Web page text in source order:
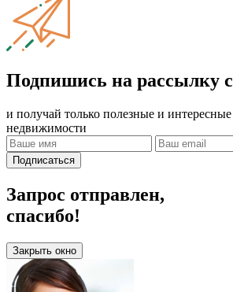
Подпишись на рассылку
и получай только полезные и
недвижимости
Подписаться
Запрос отправлен,
спасибо!
Закрыть окно